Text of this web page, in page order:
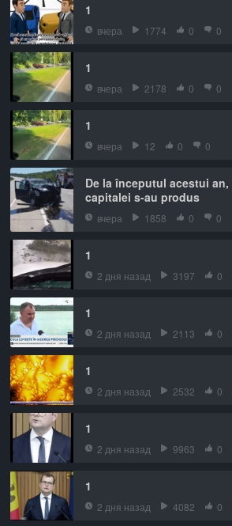
1
вчера 1774 0 0
1
вчера 2178 0 0
1
вчера 12 0 0
De la începutul acestui
capitalei s-au produs
вчера 1858 0 0
1
2 дня назад 3197 0
1
2 дня назад 2113 0
1
2 дня назад 2532 0
1
2 дня назад 9963 0
1
2 дня назад 4082 0